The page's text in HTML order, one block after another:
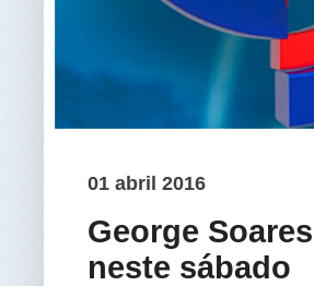
01 abril 2016
George
neste sábado